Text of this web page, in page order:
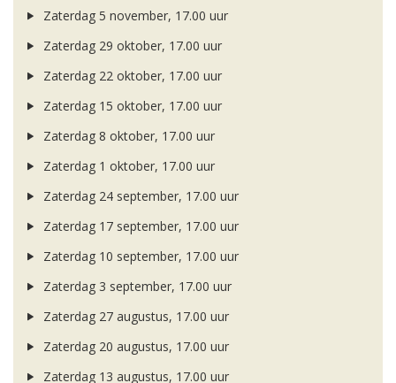
Zaterdag 5 november, 17.00 uur
Zaterdag 29 oktober, 17.00 uur
Zaterdag 22 oktober, 17.00 uur
Zaterdag 15 oktober, 17.00 uur
Zaterdag 8 oktober, 17.00 uur
Zaterdag 1 oktober, 17.00 uur
Zaterdag 24 september, 17.00 uur
Zaterdag 17 september, 17.00 uur
Zaterdag 10 september, 17.00 uur
Zaterdag 3 september, 17.00 uur
Zaterdag 27 augustus, 17.00 uur
Zaterdag 20 augustus, 17.00 uur
Zaterdag 13 augustus, 17.00 uur